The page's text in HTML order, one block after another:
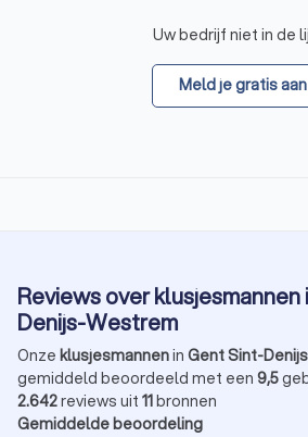
Uw bedrijf niet in de
Meld je gratis aan
Reviews over
Denijs-Westrem
Onze klusjesmannenin Gent Sint-
gemiddeld beoordeeld met een 9,5
2.642reviews uit 11bronnen
Gemiddelde beoordeling